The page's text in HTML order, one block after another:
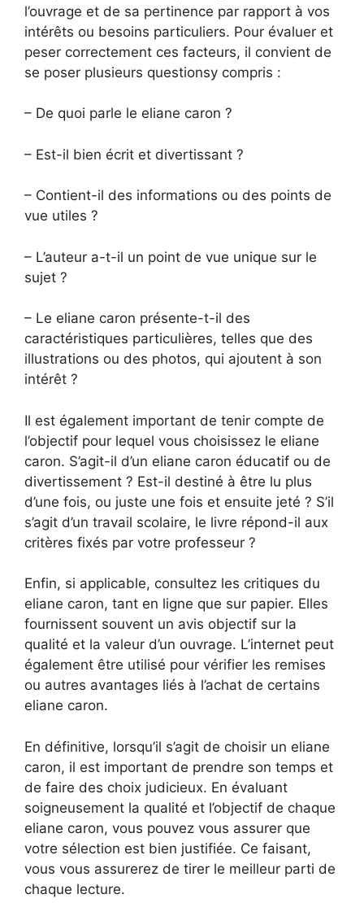
l’ouvrage et de sa pertinence par rapport à vos
intérêts ou besoins particuliers. Pour évaluer et
peser correctement ces facteurs, il convient de
se poser plusieurs questionsy compris :
– De quoi parle le eliane caron ?
– Est-il bien écrit et divertissant ?
– Contient-il des informations ou des points de
vue utiles ?
– L’auteur a-t-il un point de vue unique sur le
sujet ?
– Le eliane caron présente-t-il des
caractéristiques particulières, telles que des
illustrations ou des photos, qui ajoutent à son
intérêt ?
Il est également important de tenir compte de
l’objectif pour lequel vous choisissez le eliane
caron. S’agit-il d’un eliane caron éducatif ou de
divertissement ? Est-il destiné à être lu plus
d’une fois, ou juste une fois et ensuite jeté ? S’il
s’agit d’un travail scolaire, le livre répond-il aux
critères fixés par votre professeur ?
Enfin, si applicable, consultez les critiques du
eliane caron, tant en ligne que sur papier. Elles
fournissent souvent un avis objectif sur la
qualité et la valeur d’un ouvrage. L’internet peut
également être utilisé pour vérifier les remises
ou autres avantages liés à l’achat de certains
eliane caron.
En définitive, lorsqu’il s’agit de choisir un eliane
caron, il est important de prendre son temps et
de faire des choix judicieux. En évaluant
soigneusement la qualité et l’objectif de chaque
eliane caron, vous pouvez vous assurer que
votre sélection est bien justifiée. Ce faisant,
vous vous assurerez de tirer le meilleur parti de
chaque lecture.